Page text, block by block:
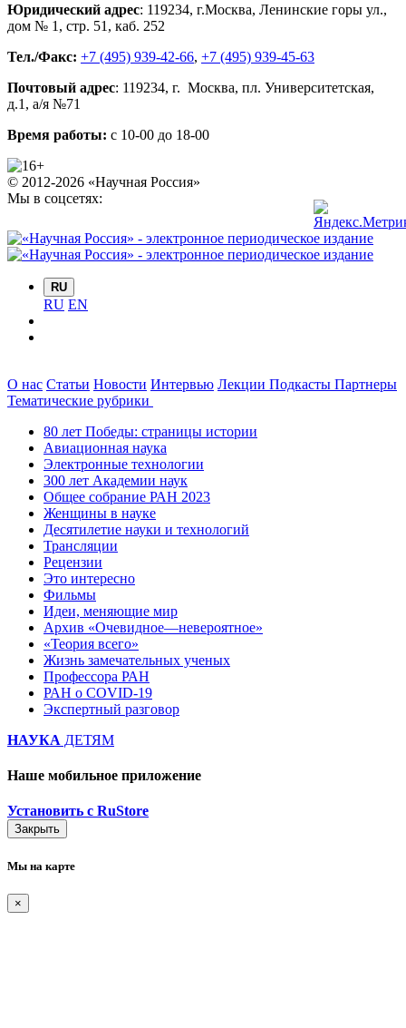
Юридический адрес: 119234, г.Москва, Ленинские горы ул.,
дом № 1, стр. 51 , каб. 252
Тел./Факс: +7 (495) 939-42-66, +7 (495) 939-45-63
Почтовый адрес: 119234, г. Москва, пл. Университетская,
д.1 , а/я №71
Время работы: с 10-00 до 18-00
© 2012-2026 «Научная Россия»
Мы в соцсетях:
RU
RU EN
О нас Статьи Новости Интервью Лекции Подкасты Партнеры
Тематические рубрики
80 лет Победы: страницы истории
Авиационная наука
Электронные технологии
300 лет Академии наук
Общее собрание РАН 2023
Женщины в науке
Десятилетие науки и технологий
Трансляции
Рецензии
Это интересно
Фильмы
Идеи, меняющие мир
Архив «Очевидное—невероятное»
«Теория всего»
Жизнь замечательных ученых
Профессора РАН
РАН о COVID-19
Экспертный разговор
НАУКА ДЕТЯМ
Наше мобильное приложение
Установить с RuStore
Закрыть
Мы на карте
×